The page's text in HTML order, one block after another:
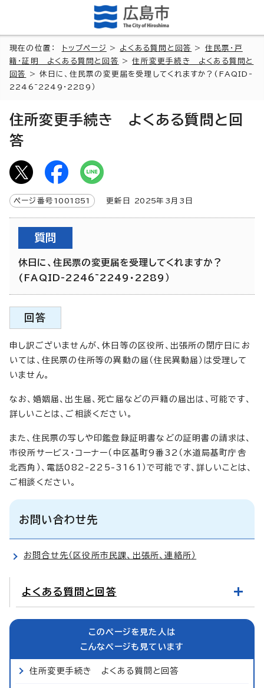
現在の位置： トップページ > よくある質問と回答 > 住民票・戸
籍・証明 よくある質問と回答
>住所変更手続き よくある質問と
回答
> 休日に、住民票の変更届を受理してくれますか？(FAQID-
2246~2249・2289）
住所変更手続き よくある質問と回
答
ページ番号 1001851 更新日 2025年3月3日
質問
休日に、住民票の変更届を受理してくれますか？
(FAQID-2246~2249・2289）
回答
申し訳ございませんが、休日等の区役所、出張所の閉庁日にお
いては、住民票の住所等の異動の届（住民異動届）は受理して
いません。
なお、婚姻届、出生届、死亡届などの戸籍の届出は、可能です、
詳しいことは、ご相談ください。
また、住民票の写しや印鑑登録証明書などの証明書の請求は、
市役所サービス・コーナー（中区基町9番32（水道局基町庁舎
北西角）、電話082-225-3161）で可能です、詳しいことは、
ご相談ください。
お問い合わせ先
お問合せ先（区役所市民課、出張所、連絡所）
よくある質問と回答
このページを見た人は
こんなページも見ています
住所変更手続き よくある質問と回答